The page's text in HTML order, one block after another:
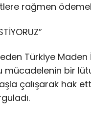
rağmen
Türkiye
bir
çalışarak hak